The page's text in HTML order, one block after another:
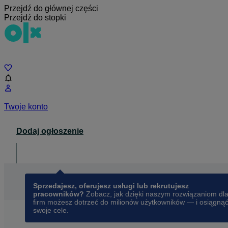
Przejdź do głównej części
Przejdź do stopki
Twoje konto
Dodaj ogłoszenie
Sprzedajesz, oferujesz usługi lub rekrutujesz
pracowników? Zobacz, jak dzięki naszym rozwiązaniom dla
firm możesz dotrzeć do milionów użytkowników — i osiągnąć
swoje cele.